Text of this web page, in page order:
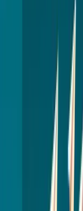
Calendar link drops in
inkedIn
waarop
benaderen. Maar
berichten
ligt de
25 procent,
betekent dat
onbeantwoord